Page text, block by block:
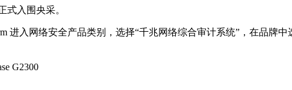
入围央采。
进入网络安全产品类别，选择“千兆网络综合审计系统”，在品牌中
G2300